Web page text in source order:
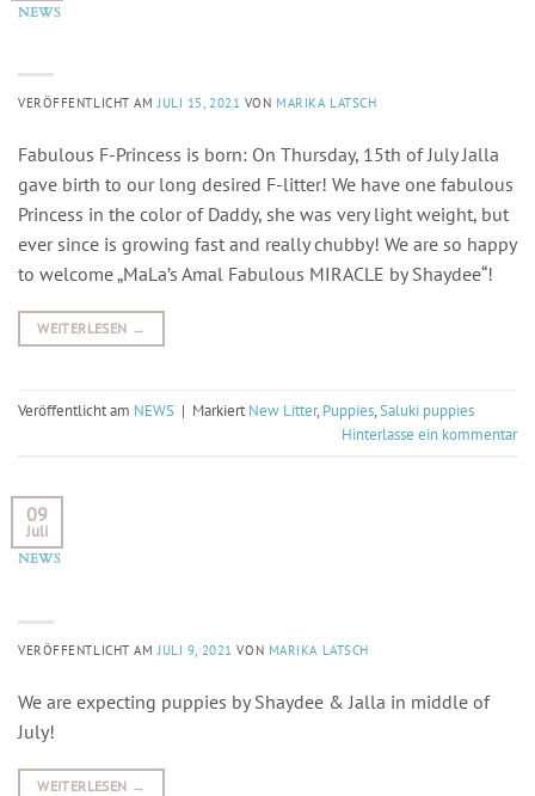
NEWS
VERÖFFENTLICHT AMJULI 15, 2021 VON MARIKA LATSCH
Fabulous F-Princess is born: On Thursday, 15th of July Jalla
gave birth to our long desired F-litter! We have one fabulous
Princess in the color of Daddy, she was very light weight, but
ever since is growing fast and really chubby! We are so happy
to welcome „MaLa’s Amal Fabulous MIRACLE by Shaydee“!
WEITERLESEN →
Veröffentlicht am NEWS | MarkiertNew Litter, Puppies,Saluki puppies
Hinterlasse ein kommentar
09
Juli
NEWS
VERÖFFENTLICHT AMJULI 9, 2021 VON MARIKA LATSCH
We are expecting puppies by Shaydee & Jalla in middle of
July!
WEITERLESEN →